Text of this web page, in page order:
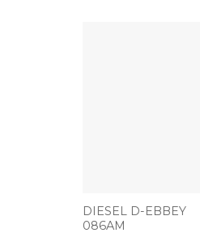
DIESEL D-EBBEY
086AM